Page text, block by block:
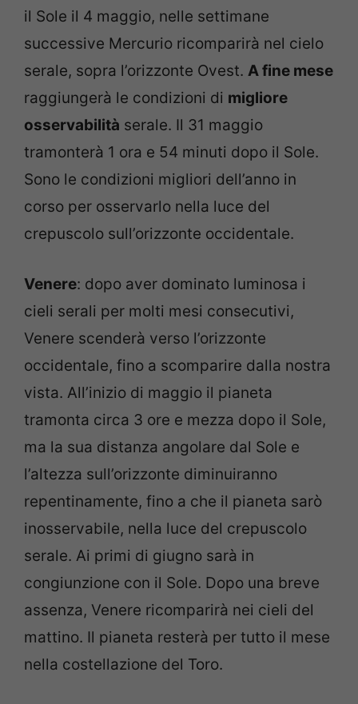
il Sole il 4 maggio, nelle settimane
successive Mercurio ricomparirà nel cielo
serale, sopra l’orizzonte Ovest. A fine mese
raggiungerà le condizioni di migliore
osservabilità serale. Il 31 maggio
tramonterà 1 ora e 54 minuti dopo il Sole.
Sono le condizioni migliori dell’anno in
corso per osservarlo nella luce del
crepuscolo sull’orizzonte occidentale.
Venere: dopo aver dominato luminosa i
cieli serali per molti mesi consecutivi,
Venere scenderà verso l’orizzonte
occidentale, fino a scomparire dalla nostra
vista. All’inizio di maggio il pianeta
tramonta circa 3 ore e mezza dopo il Sole,
ma la sua distanza angolare dal Sole e
l’altezza sull’orizzonte diminuiranno
repentinamente, fino a che il pianeta sarò
inosservabile, nella luce del crepuscolo
serale. Ai primi di giugno sarà in
congiunzione con il Sole. Dopo una breve
assenza, Venere ricomparirà nei cieli del
mattino. Il pianeta resterà per tutto il mese
nella costellazione del Toro.